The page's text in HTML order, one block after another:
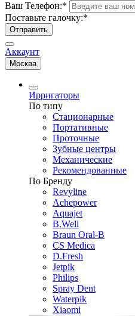
Ваш Телефон:*
Поставьте галочку:*
Отправить
Аккаунт
Москва
Ирригаторы
По типу
Стационарные
Портативные
Проточные
Зубные центры
Механические
Рекомендованные
По Бренду
Revyline
Achepower
Aquajet
B.Well
Braun Oral-B
CS Medica
D.Fresh
Jetpik
Philips
Spray Dent
Waterpik
Xiaomi